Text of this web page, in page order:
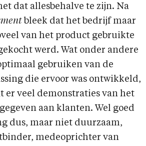
dat allesbehalve te zijn. Na
bleek dat het bedrijf maar
van het product gebruikte
werd. Wat onder andere
gebruiken van de
die ervoor was ontwikkeld,
er veel demonstraties van het
aan klanten. Wel goed
dus, maar niet duurzaam,
medeoprichter van